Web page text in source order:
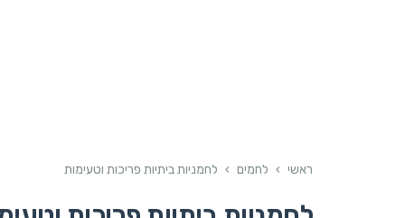
ראשי › לחמים › לחמניות ביתיות פריכות וטעימות